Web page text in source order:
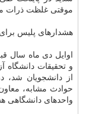
موقتی غلظت ذرات
هشدارهای پلیس برای
اوایل دی ماه سال
و تحقیقات
از دانشجویان شد،
حوادث مشابه،
واحدهای دانشگاهی